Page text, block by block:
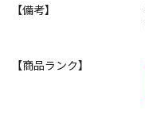
【備考】
【商品ランク】